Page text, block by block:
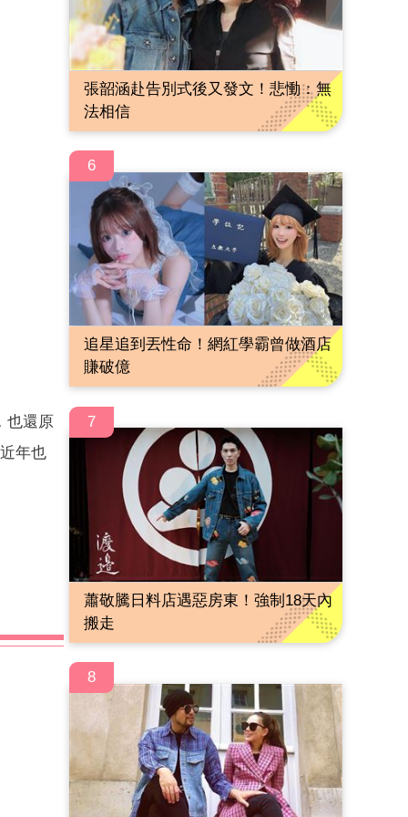
也還原
年也
張韶涵赴告別式後又發文！悲慟：無
法相信
6
追星追到丟性命！網紅學霸曾做酒店
賺破億
7
蕭敬騰日料店遇惡房東！強制18天內
搬走
8